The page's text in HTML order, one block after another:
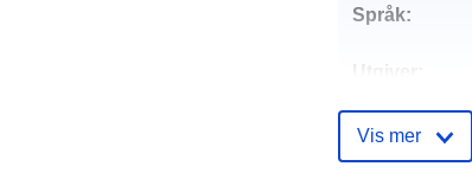
Språk:
Utgiver:
Vis mer